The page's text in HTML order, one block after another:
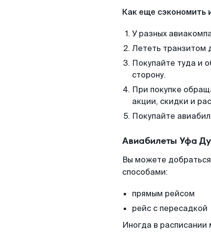
Как еще сэкономить
У разных
Лететь транзитом
Покупайте туда и
сторону.
При покупке
акции, скидки и
Покупайте
Авиабилеты Уфа
Вы можете
способами:
прямым рейсом
рейс с пересадкой
Иногда в расписании